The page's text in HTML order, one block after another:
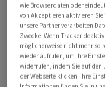
Zudem soll es bei
zufolge auch um
einem möglichen
Ukraine und
Waffenstillstands
federführend von
wie Browserdaten oder
von Akzeptieren aktivieren
unsere Partner verarbeiten
Zwecke. Wenn Tracker
möglicherweise nicht mehr so
wieder aufrufen, um Ihre
widerrufen, indem Sie auf den
der Webseite klicken. Ihre